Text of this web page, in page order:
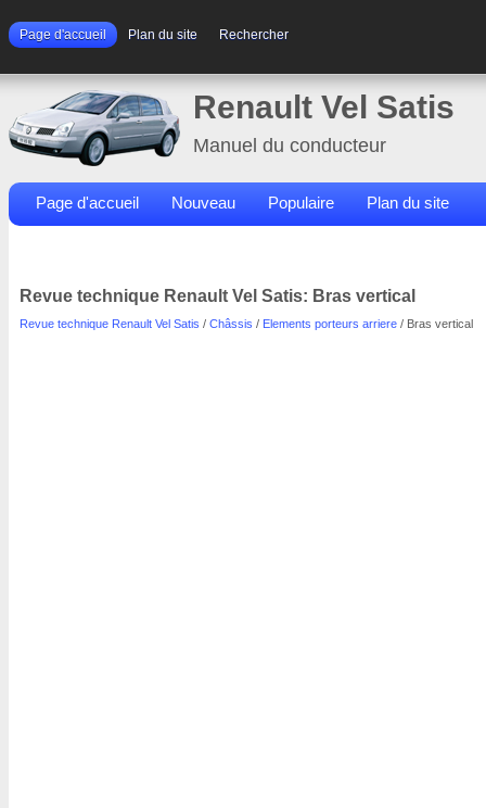
Page d'accueil Plan du site Rechercher
Renault Vel Satis
Manuel du conducteur
Page d'accueil Nouveau Populaire Plan du site
Revue technique Renault Vel Satis: Bras vertical
Revue technique Renault Vel Satis / Châssis / Elements porteurs arriere / Bras vertical